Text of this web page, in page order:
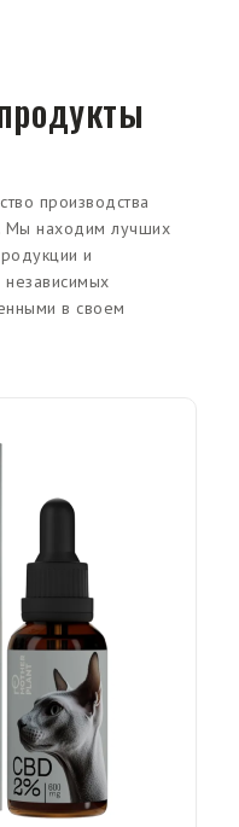
производства
Мы находим лучших
и
в своем